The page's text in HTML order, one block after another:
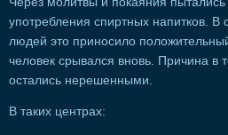
употребления спиртных напитков.
людей это приносило
человек срывался вновь. Причина в
остались нерешенными.
В таких центрах: